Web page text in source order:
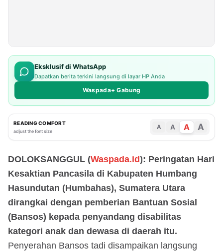
Eksklusif di WhatsApp
Dapatkan berita terkini langsung di layar HP Anda
Waspada+ Gabung
READING COMFORT
adjust the font size
A A A A
DOLOKSANGGUL (Waspada.id): Peringatan Hari
Kesaktian Pancasila di Kabupaten Humbang
Hasundutan (Humbahas), Sumatera Utara
dirangkai dengan pemberian Bantuan Sosial
(Bansos) kepada penyandang disabilitas
kategori anak dan dewasa di daerah itu.
Penyerahan Bansos tadi disampaikan langsung